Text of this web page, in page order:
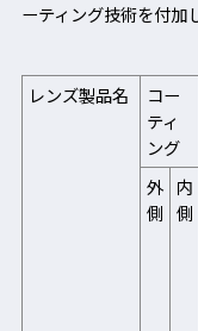
ーティング技術を付加
レンズ製品名
コー
ティ
ング
外
側
内
側